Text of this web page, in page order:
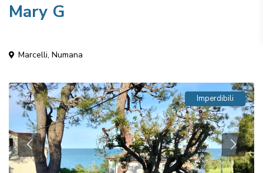
Mary G
Marcelli,Numana
Imperdibili